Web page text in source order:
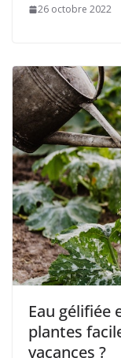
26 octobre 2022
Eau gélifiée
plantes
vacances ?